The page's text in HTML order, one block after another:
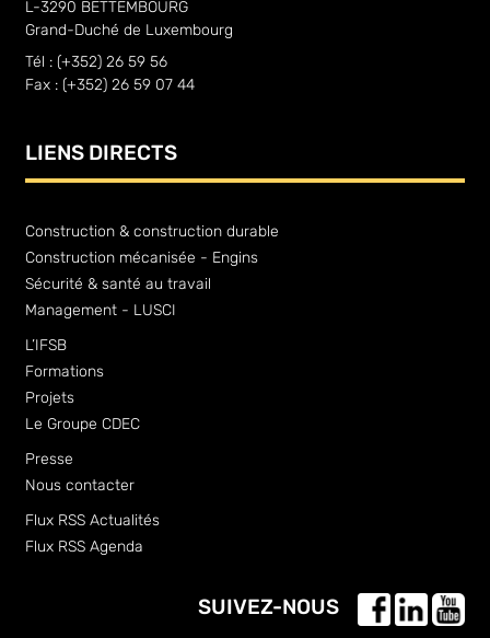
L-3290 BETTEMBOURG
Grand-Duché de Luxembourg
Tél : (+352) 26 59 56
Fax : (+352) 26 59 07 44
LIENS DIRECTS
Construction & construction durable
Construction mécanisée - Engins
Sécurité & santé au travail
Management - LUSCI
L’IFSB
Formations
Projets
Le Groupe CDEC
Presse
Nous contacter
Flux RSS Actualités
Flux RSS Agenda
SUIVEZ-NOUS